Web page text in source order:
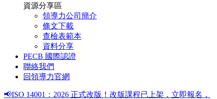
資源分享區
領導力公司簡介
條文下載
查檢表範本
資料分享
PECB 國際認證
聯絡我們
回領導力官網
📢ISO 14001：2026 正式改版！改版課程已上架，立即報名，